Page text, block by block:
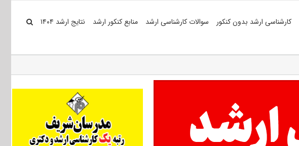
کارشناسی ارشد بدون کنکور سوالات کارشناسی ارشد منابع کنکور ارشد نتایج ارشد ۱۴۰۴